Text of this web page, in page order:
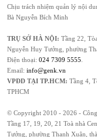
Chịu trách nhiệm quản lý nội
Bà Nguyễn Bích Minh
TRỤ SỞ HÀ NỘI: Tầng 22,
Nguyễn Huy Tưởng, phường
Điện thoại: 024 7309 5555
Email: info@genk.vn
VPĐD TẠI TP.HCM: Tầng 4,
TPHCM
© Copyright 2010 - 2026 -
Tầng 17, 19, 20, 21 Toà nhà
Tưởng, phường Thanh Xuân,